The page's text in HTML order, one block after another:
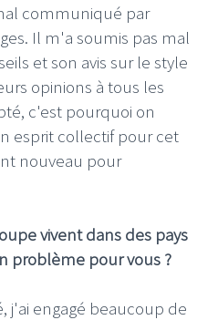
communiqué par
Il m'a soumis pas mal
et son avis sur le style
opinions à tous les
c'est pourquoi on
esprit collectif pour cet
nouveau pour
vivent dans des pays
problème pour vous ?
j'ai engagé beaucoup de